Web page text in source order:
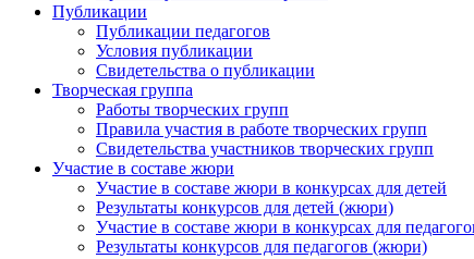
Публикации
Публикации педагогов
Условия публикации
Свидетельства о публикации
Творческая группа
Работы творческих групп
Правила участия в работе творческих групп
Свидетельства участников творческих групп
Участие в составе жюри
Участие в составе жюри в конкурсах для детей
Результаты конкурсов для детей (жюри)
Участие в составе жюри в конкурсах для
Результаты конкурсов для педагогов (жюри)